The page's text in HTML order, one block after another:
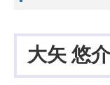
大矢 悠介